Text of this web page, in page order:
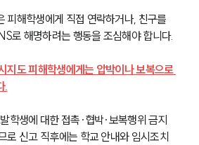
피해학생에게 직접 연락하거나, 친구를
로 해명하려는 행동을 조심해야 합니다.
지도 피해학생에게는 압박이나 보복으로
.
학생에 대한 접촉·협박·보복행위 금지
로 신고 직후에는 학교 안내와 임시조치